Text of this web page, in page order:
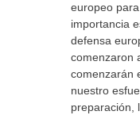
europeo
importancia
defensa
comenzaron
comenzarán
nuestro
preparación,